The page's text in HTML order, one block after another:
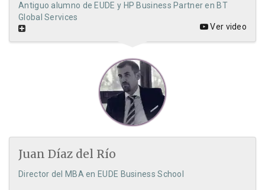
Antiguo alumno de EUDE y HP Business Partner en BT
Global Services
Ver video
Juan Díaz del Río
Director del MBA en EUDE Business School